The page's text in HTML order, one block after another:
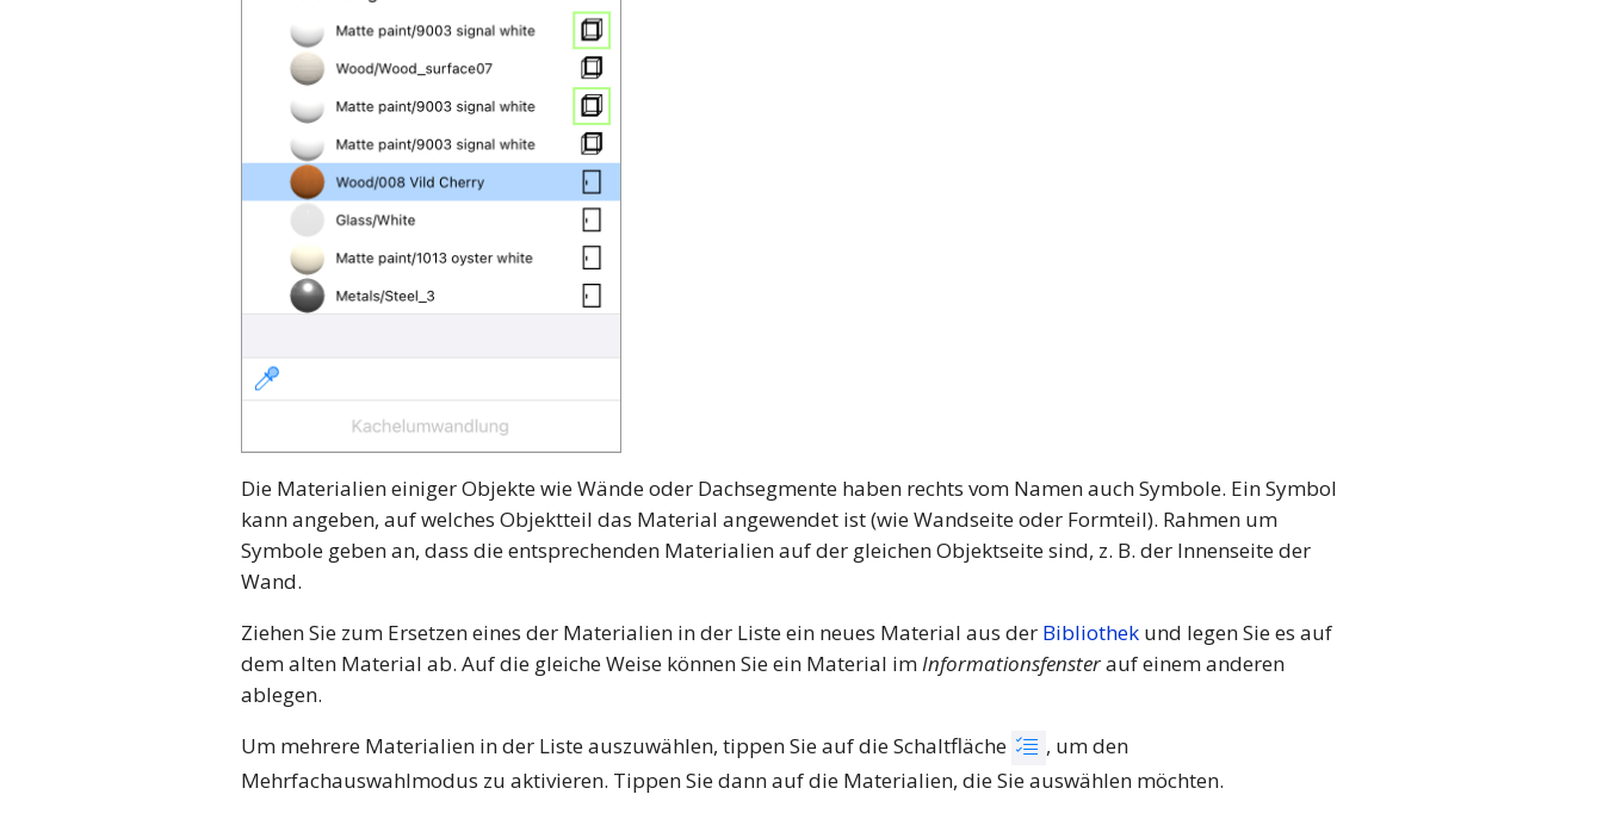
Die Materialien einiger Objekte wie Wände oder Dachsegmente haben rechts vom Namen auch Symbole. Ein Symbol
kann angeben, auf welches Objektteil das Material angewendet ist (wie Wandseite oder Formteil). Rahmen um
Symbole geben an, dass die entsprechenden Materialien auf der gleichen Objektseite sind, z. B. der Innenseite der
Wand.
Ziehen Sie zum Ersetzen eines der Materialien in der Liste ein neues Material aus der Bibliothek und legen Sie es auf
dem alten Material ab. Auf die gleiche Weise können Sie ein Material imInformationsfensterauf einem anderen
ablegen.
Um mehrere Materialien in der Liste auszuwählen, tippen Sie auf die Schaltfläche
, um den
Mehrfachauswahlmodus zu aktivieren. Tippen Sie dann auf die Materialien, die Sie auswählen möchten.